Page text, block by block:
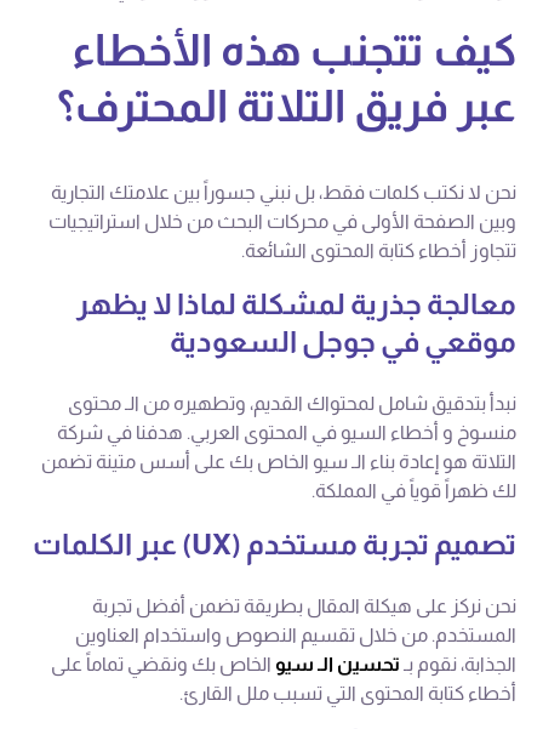
كيف تتجنب هذه الأخطاء
عبر فريق التلاتة المحترف؟
نحن لا نكتب كلمات فقط، بل نبني جسوراً بين علامتك التجارية
وبين الصفحة الأولى في محركات البحث من خلال استراتيجيات
تتجاوز أخطاء كتابة المحتوى الشائعة.
معالجة جذرية لمشكلة لماذا لا يظهر
موقعي في جوجل السعودية
نبدأ بتدقيق شامل لمحتواك القديم، وتطهيره من الـ محتوى
منسوخ و أخطاء السيو في المحتوى العربي. هدفنا في شركة
التلاتة هو إعادة بناء الـ سيو الخاص بك على أسس متينة تضمن
لك ظهراً قوياً في المملكة.
تصميم تجربة مستخدم (UX) عبر الكلمات
نحن نركز على هيكلة المقال بطريقة تضمن أفضل تجربة
المستخدم. من خلال تقسيم النصوص واستخدام العناوين
الجذابة، نقوم بـ تحسين الـ سيو الخاص بك ونقضي تماماً على
أخطاء كتابة المحتوى التي تسبب ملل القارئ.